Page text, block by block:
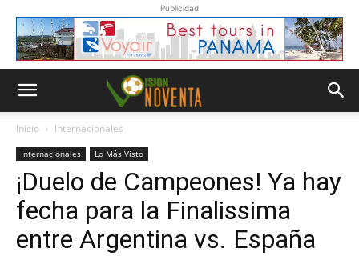
Publicidad
Inicio Internacionales
Internacionales Lo Más Visto
¡Duelo de Campeones! Ya hay
fecha para la Finalissima
entre Argentina vs. España